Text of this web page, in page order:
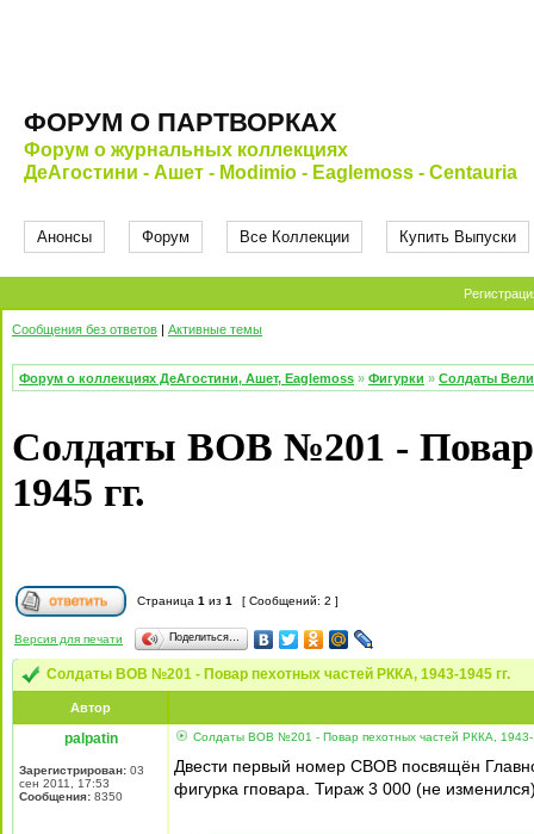
ФОРУМ О ПАРТВОРКАХ
Форум о журнальных коллекциях
ДеАгостини - Ашет - Modimio - Eaglemoss - Centauria
Анонсы Форум Все Коллекции Купить Выпуски
Сообщения без ответов | Активные темы
Форум о коллекциях ДеАгостини, Ашет, Eaglemoss » Фигурки » Солдаты
Солдаты ВОВ №201 - Повар
1945 гг.
Страница 1 из 1 [ Сообщений: 2 ]
Версия для печати Поделиться…
Солдаты ВОВ №201 - Повар пехотных частей РККА, 1943-1945 гг.
Автор
palpatin
Зарегистрирован: 03
сен 2011, 17:53
Сообщения: 8350
Солдаты ВОВ №201 - Повар пехотных частей РККА, 1943-
Двести первый номер СВОВ посвящён
фигурка гповара. Тираж 3 000 (не